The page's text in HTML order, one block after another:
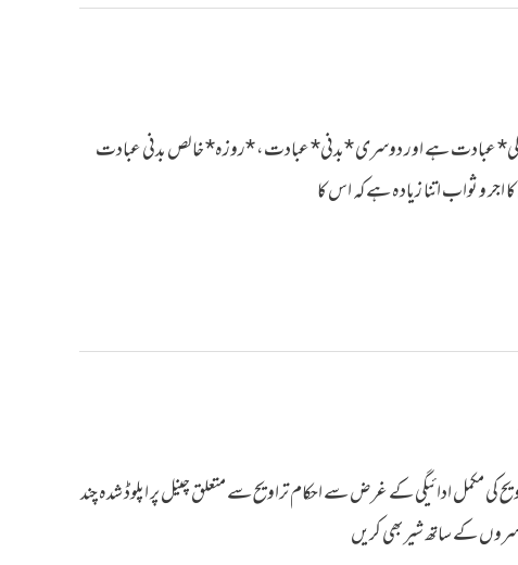
*مالی* عبادت ہے اور دوسری *بدنی* عبادت، *روزہ* خالص بدنی عبادت
و ثواب اتنا زیادہ ہے کہ اس کا
مکمل ادائیگی کے غرض سے احکام تراویح سے متعلق چینل پر اپلوڈ شدہ چند
کے ساتھ شیر بھی کریں